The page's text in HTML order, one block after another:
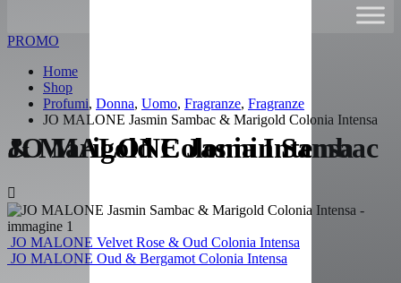
PROMO
Home
Shop
Profumi, Donna, Uomo, Fragranze, Fragranze
JO MALONE Jasmin Sambac & Marigold Colonia Intensa
JO MALONE Jasmin Sambac & Marigold Colonia Intensa
JO MALONE Velvet Rose & Oud Colonia Intensa
JO MALONE Oud & Bergamot Colonia Intensa